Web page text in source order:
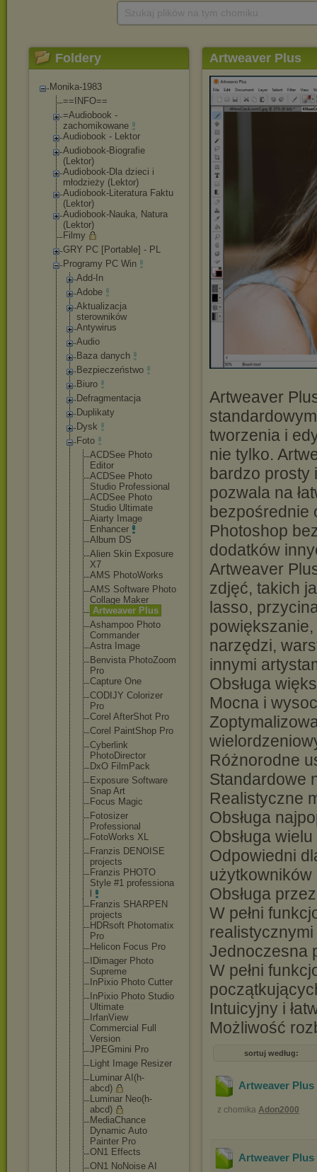
Foldery
Monika-1983
==INFO==
=Audiobook -
zachomikowane
Audiobook - Lektor
Audiobook-Biografie
(Lektor)
Audiobook-Dla dzieci i
młodzieży (Lektor)
Audiobook-Literatura Faktu
(Lektor)
Audiobook-Nauka, Natura
(Lektor)
Filmy
GRY PC [Portable] - PL
Programy PC Win
Add-In
Adobe
Aktualizacja
sterowników
Antywirus
Audio
Baza danych
Bezpieczeństwo
Biuro
Defragmentacja
Duplikaty
Dysk
Foto
ACDSee Photo
Editor
ACDSee Photo
Studio Professiona
ACDSee Photo
Studio Ultimate
Aiarty Image
Enhancer
Album DS
Alien Skin Exposure
X7
AMS PhotoWorks
AMS Software Photo
Collage Maker
Artweaver Plus
Ashampoo Photo
Commander
Astra Image
Benvista PhotoZoom
Pro
Capture One
CODIJY Colorizer
Pro
Corel AfterShot Pro
Corel PaintShop Pro
Cyberlink
PhotoDirector
DxO FilmPack
Exposure Software
Snap Art
Focus Magic
Fotosizer
Professiona
FotoWorks XL
Franzis DENOISE
projects
Franzis PHOTO
Style #1 professiona
Franzis SHARPEN
projects
HDRsoft Photomatix
Pro
Helicon Focus Pro
IDimager Photo
Supreme
InPixio Photo Cutter
InPixio Photo Studio
Ultimate
IrfanView
Commercial Full
Version
JPEGmini Pro
Light Image Resizer
Luminar AI(h-
abcd)
Luminar Neo(h-
abcd)
MediaChance
Dynamic Auto
Painter Pro
ON1 Effects
ON1 NoNoise AI
Artweaver Plus
Artweaver
tworzenia i
nie tylko.
bardzo prosty
pozwala na
bezpośrednie
Photoshop
dodatków
Artweaver
zdjęć, takich
lasso,
narzędzi,
innymi
Obsługa
Mocna i
Różnorodne
Standardowe
Realistyczne
Obsługa
Obsługa
Odpowiedni
użytkowników
Obsługa
W pełni
Jednoczesna
W pełni
Intuicyjny i
Możliwość
sortuj według:
Artweaver Plus
z chomika Adon2000
Artweaver Plus